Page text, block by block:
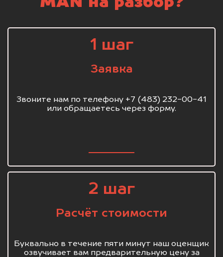
1 шаг
Заявка
Звоните нам по телефону +7 (483) 232-00-41
или обращаетесь через форму.
2 шаг
Расчёт стоимости
Буквально в течение пяти минут наш оценщик
озвучивает вам предварительную цену за